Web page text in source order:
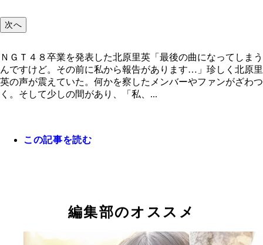
次へ
ＮＧＴ４８卒業を発表した北原里英「最後の曲になってしまう
んですけど。その前に私から報告があります…」珍しく北原里
英の声が震えていた。何かを察したメンバーやファンがざわつ
く。そして少しの間があり、「私、...
この記事を読む
編集部のオススメ